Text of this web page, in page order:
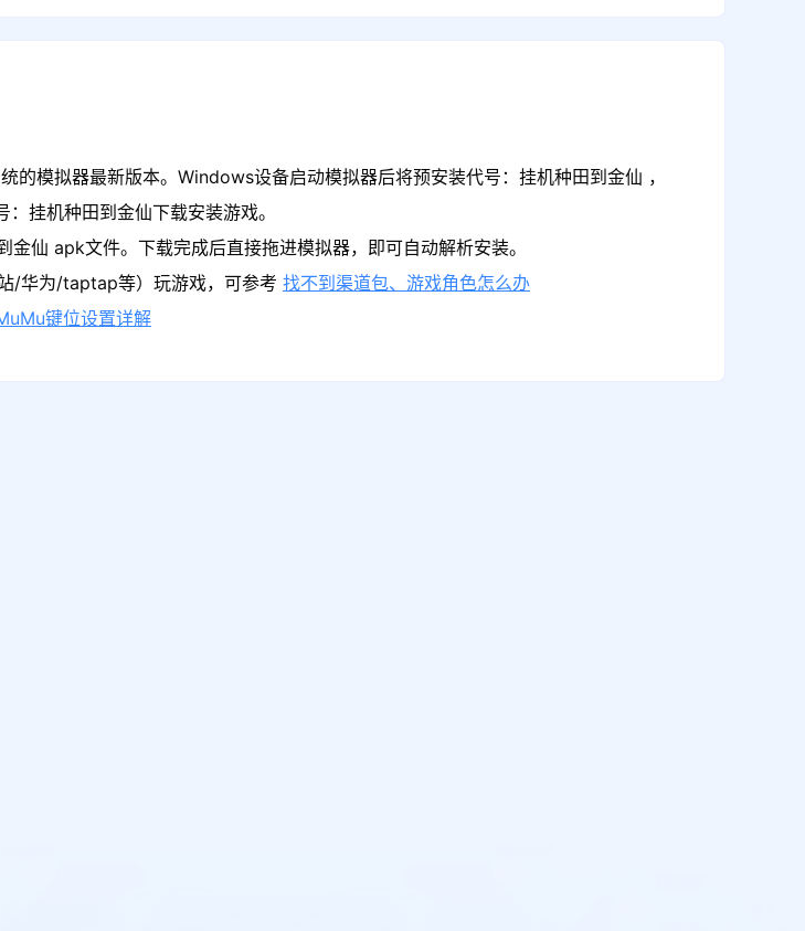
模拟器最新版本。Windows设备启动模拟器后将预安装代号：挂机种田到金仙 ，
挂机种田到金仙下载安装游戏。
仙 apk文件。下载完成后直接拖进模拟器，即可自动解析安装。
/华为/taptap等）玩游戏，可参考 找不到渠道包、游戏角色怎么办
键位设置详解